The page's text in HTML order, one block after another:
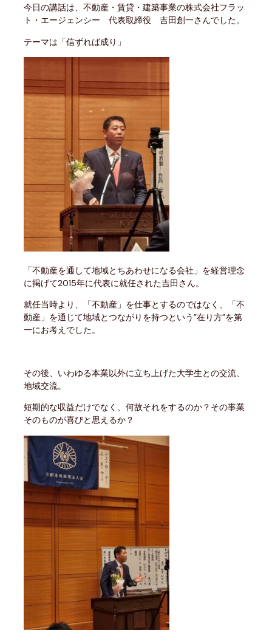
今日の講話は、不動産・賃貸・建築事業の株式会社フラッ
ト・エージェンシー 代表取締役 吉田創一さんでした。
テーマは「信ずれば成り」
「不動産を通して地域とちあわせになる会社」を経営理念
に掲げて2015年に代表に就任された吉田さん。
就任当時より、「不動産」を仕事とするのではなく、「不
動産」を通じて地域とつながりを持つという”在り方”を第
一にお考えでした。
その後、いわゆる本業以外に立ち上げた大学生との交流、
地域交流。
短期的な収益だけでなく、何故それをするのか？その事業
そのものが喜びと思えるか？